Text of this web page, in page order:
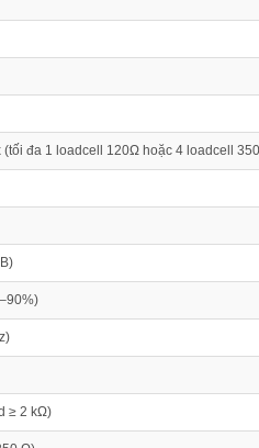
(tối đa 1 loadcell 120Ω hoặc 4 loadcell
≥ 2 kΩ)